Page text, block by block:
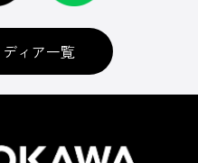
ィア一覧